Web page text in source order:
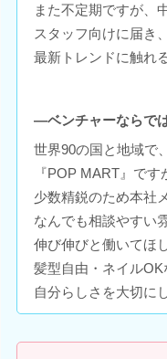
また不定期ですが、
スタッフ向けに届き
最新トレンドに触れ
―ベンチャーならで
世界90の国と地域で
『POP MART』です
少数精鋭のため本社
なんでも相談やすい
伸び伸びと働いてほ
髪型自由・ネイルOK
自分らしさを大切に